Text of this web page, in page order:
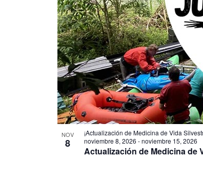
NOV
8
Actualización de Medicina de
¡Actualización de Medicina de Vida
noviembre 8, 2026 -noviembre 15, 2026